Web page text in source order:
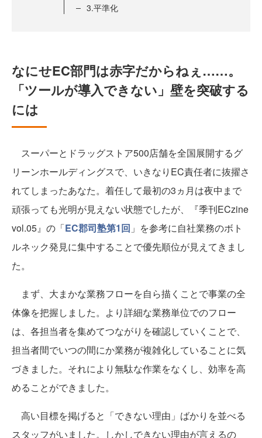
3.平準化
なにせEC部門は赤字だからねぇ……。
「ツールが導入できない」壁を突破する
には
スーパーとドラッグストア500店舗を全国展開するグ
リーンホールディングスで、いきなりEC責任者に抜擢さ
れてしまったあなた。着任して最初の3ヵ月は夜中まで
頑張っても光明が見えない状態でしたが、『季刊ECzine
vol.05』の「EC郡司塾第1回 」を参考に自社業務のボト
ルネック発見に集中することで優先順位が見えてきまし
た。
まず、大まかな業務フローを自ら描くことで事業の全
体像を把握しました。より詳細な業務単位でのフロー
は、各担当者を集めてつながりを確認していくことで、
担当者間でいつの間にか業務が複雑化していることに気
づきました。それにより無駄な作業をなくし、効率を高
めることができました。
高い目標を掲げると「できない理由」ばかりを並べる
スタッフがいました。しかしできない理由が言えるの